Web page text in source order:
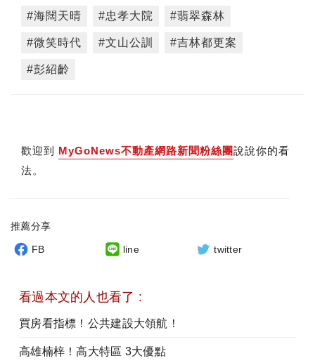
#海闊天晴 #忠孝大院 #翡翠森林
#微笑時代 #文山公訓 #吉林都更案
#彭紹齡
歡迎到 MyGoNews不動產網路新聞粉絲團說說你的看
法。
推薦分享
FB line twitter
看過本文的人也看了 :
買房看指標！公共建設大領航！
高雄楠梓！高大特區 3大優點